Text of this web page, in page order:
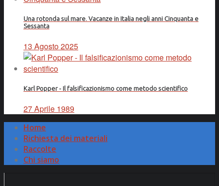
Una rotonda sul mare. Vacanze in Italia negli anni Cinquanta e
Sessanta
13 Agosto 2025
Karl Popper - Il falsificazionismo come metodo scientifico
27 Aprile 1989
Home
Richiesta dei materiali
Raccolte
Chi siamo